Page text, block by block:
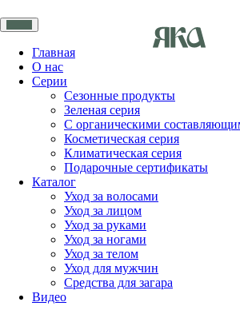
Главная
О нас
Серии
Сезонные продукты
Зеленая серия
С органическими
Косметическая серия
Климатическая серия
Подарочные сертификаты
Каталог
Уход за волосами
Уход за лицом
Уход за руками
Уход за ногами
Уход за телом
Уход для мужчин
Средства для загара
Видео